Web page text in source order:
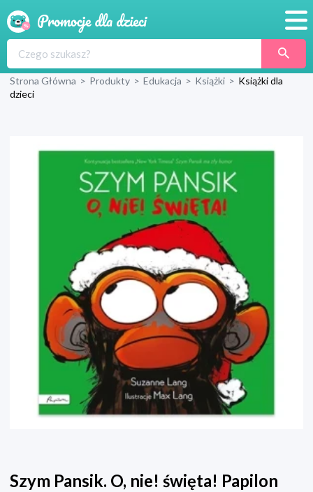
Produkty
Blog
Wyprawka
Strona Główna > Produkty > Edukacja > Książki > Książki dla
dzieci
Szym Pansik. O, nie! święta! Papilon